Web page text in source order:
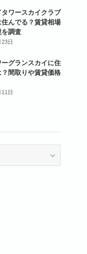
ワースカイクラブ
んでる？賃貸相場
調査
日
グランスカイに住
間取りや賃貸価格
日